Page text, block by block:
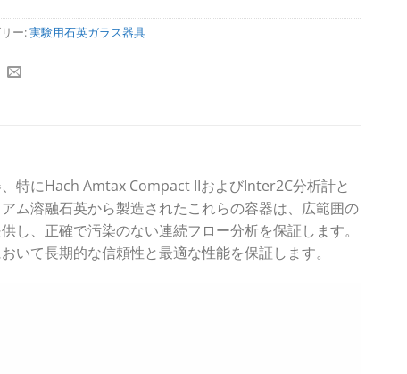
ー:実験用石英ガラス器具
特にHach Amtax Compact IIおよびInter2C分析計と
ム溶融石英から製造されたこれらの容器は、広範囲の
、正確で汚染のない連続フロー分析を保証します。
て長期的な信頼性と最適な性能を保証します。